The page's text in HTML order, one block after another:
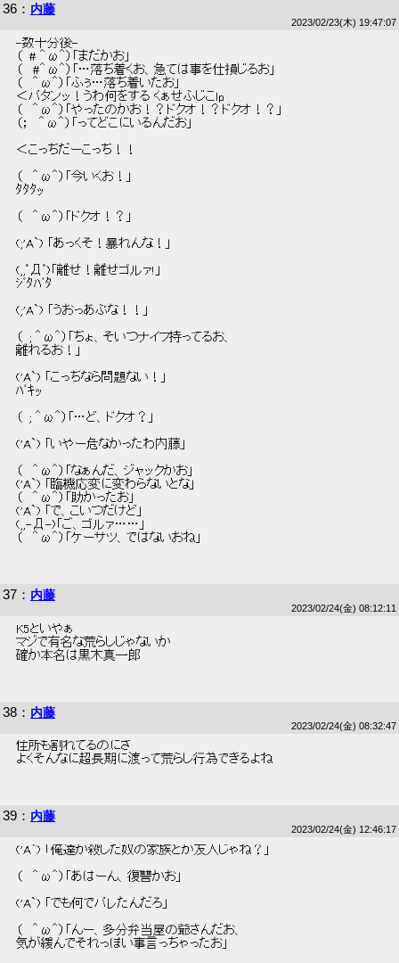
36 ： 内藤
2023/02/23(木) 19:47:07
-数十分後-
（  # ＾ω＾）「まだかお」
（   #＾ω＾）「…落ち着くお、急ては事を仕損じるお」
（   ＾ω＾）「ふぅ…落ち着いたお」
＜バタンッ！うわ何をする くぁせふじこlp
（   ＾ω＾）「やったのかお！？ドクオ！？ドクオ！？」
（；   ＾ω＾）「ってどこにいるんだお」
＜こっちだーこっち！！
（   ＾ω＾）「今いくお！」
ﾀﾀﾀｯ
（   ＾ω＾）「ドクオ！？」
(;'A`) 「あっくそ！暴れんな！」
(,,ﾟДﾟ)「離せ！離せゴルァ!」
ｼﾞﾀﾊﾞﾀ
(;'A`) 「うおっあぶな！！」
（  ; ＾ω＾）「ちょ、そいつナイフ持ってるお、
離れるお！」
('A`) 「こっちなら問題ない！」
ﾊﾞｷｯ
（  ; ＾ω＾）「…ど、ドクオ？」
('A`) 「いやー危なかったわ内藤」
（   ＾ω＾）「なぁんだ、ジャックかお」
('A`) 「臨機応変に変わらないとな」
（   ＾ω＾）「助かったお」
('A`) 「で、こいつだけど」
(,,-Д-)「ご、ゴルァ……」
（   ＾ω＾）「ケーサツ、ではないおね」
37 ： 内藤
2023/02/24(金) 08:12:11
K5といやぁ
マジで有名な荒らしじゃないか
確か本名は黒木真一郎
38 ： 内藤
2023/02/24(金) 08:32:47
住所も割れてるのにさ
よくそんなに超長期に渡って荒らし行為できるよね
39 ： 内藤
2023/02/24(金) 12:46:17
('A`) 「俺達が殺した奴の家族とか友人じゃね？」
（   ＾ω＾）「あはーん、復讐かお」
('A`) 「でも何でバレたんだろ」
（   ＾ω＾）「んー、多分弁当屋の爺さんだお、
気が緩んでそれっぽい事言っちゃったお」